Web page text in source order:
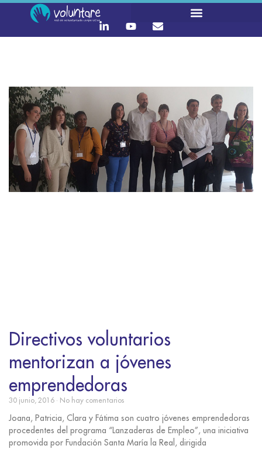
Directivos voluntarios
mentorizan a jóvenes
emprendedoras
30 junio, 2016 No hay comentarios
Joana, Patricia, Clara y Fátima son cuatro jóvenes emprendedoras
procedentes del programa “Lanzaderas de Empleo”, una iniciativa
promovida por Fundación Santa María la Real, dirigida